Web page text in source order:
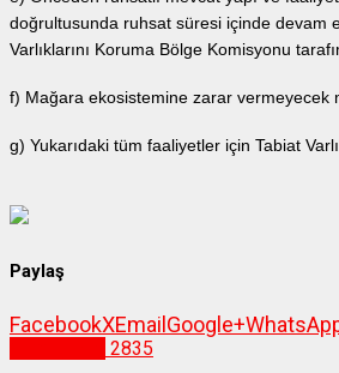
doğrultusunda ruhsat süresi içinde devam
Varlıklarını Koruma Bölge Komisyonu
f) Mağara ekosistemine zarar vermeyecek
g) Yukarıdaki tüm faaliyetler için Tabiat
Paylaş
FacebookXEmail Google+
2835